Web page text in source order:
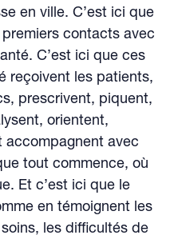
en ville. C’est ici que
contacts avec
C’est ici que ces
reçoivent les patients,
prescrivent, piquent,
orientent,
accompagnent avec
tout commence, où
Et c’est ici que le
en témoignent les
les difficultés de